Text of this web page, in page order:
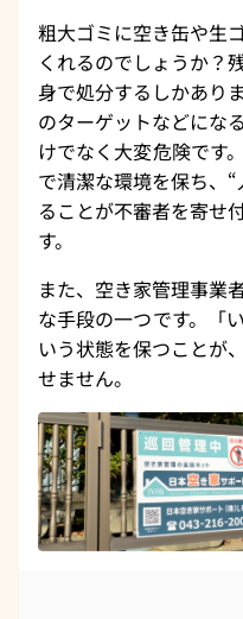
粗大ゴミに空き缶や生
くれるのでしょうか？
身で処分するしかあり
のターゲットなどにな
けでなく大変危険です
で清潔な環境を保ち、
ることが不審者を寄せ
す。
また、空き家管理事業
な手段の一つです。「
いう状態を保つことが
せません。